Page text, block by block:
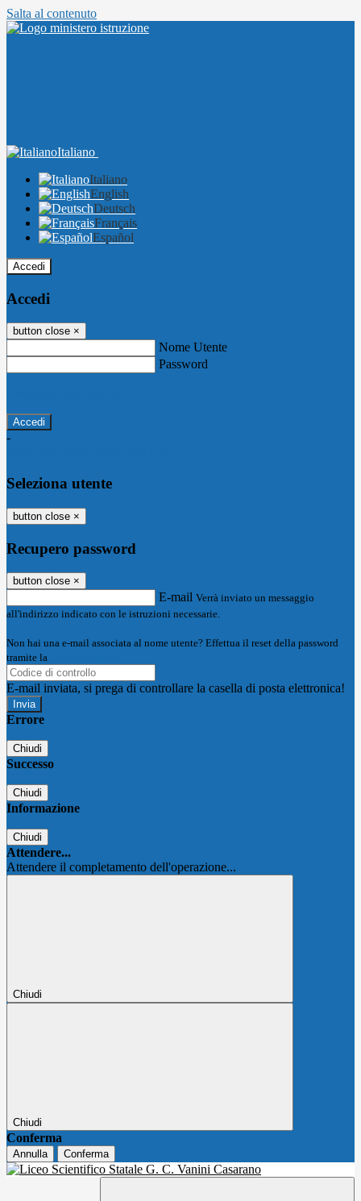
Salta al contenuto
Italiano
Italiano
English
Deutsch
Français
Español
Accedi
Accedi
button close ×
Nome Utente
Password
-
Seleziona utente
button close ×
Recupero password
button close ×
E-mail Verrà inviato un messaggio
all'indirizzo indicato con le istruzioni necessarie.
Non hai una e-mail associata al nome utente? Effettua il reset della password
tramite la
E-mail inviata, si prega di controllare la casella di posta elettronica!
Errore
Chiudi
Successo
Chiudi
Informazione
Chiudi
Attendere...
Attendere il completamento dell'operazione...
Chiudi
Chiudi
Conferma
Annulla Conferma